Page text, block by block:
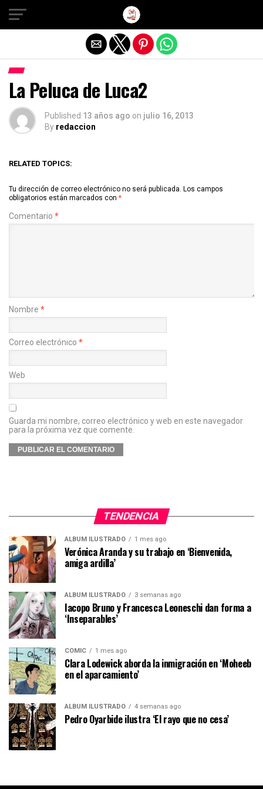
La Peluca de Luca2
Published 13 años ago on julio 16, 2013
By redaccion
RELATED TOPICS:
Tu dirección de correo electrónico no será publicada. Los campos
obligatorios están marcados con *
Comentario *
Nombre *
Correo electrónico *
Web
Guarda mi nombre, correo electrónico y web en este navegador
para la próxima vez que comente.
TENDENCIA
ÁLBUM ILUSTRADO 1 mes ago
Verónica Aranda y su trabajo en ‘Bienvenida,
amiga ardilla’
ÁLBUM ILUSTRADO 3 semanas ago
Iacopo Bruno y Francesca Leoneschi dan forma a
‘Inseparables’
CÓMIC 1 mes ago
Clara Lodewick aborda la inmigración en ‘Moheeb
en el aparcamiento’
ÁLBUM ILUSTRADO 4 semanas ago
Pedro Oyarbide ilustra ‘El rayo que no cesa’
Salir de la versión móvil